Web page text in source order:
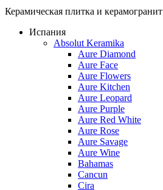
Керамическая плитка и керамогранит
Испания
Absolut Keramika
Aure Diamond
Aure Face
Aure Flowers
Aure Kitchen
Aure Leopard
Aure Purple
Aure Red White
Aure Rose
Aure Savage
Aure Wine
Bahamas
Cancun
Cira